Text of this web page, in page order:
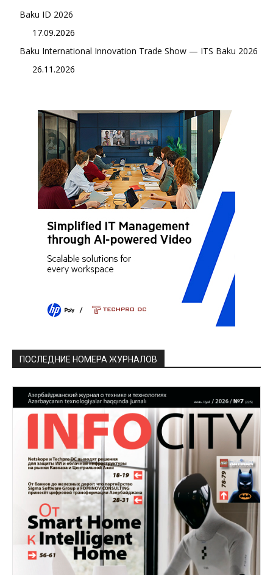
Baku ID 2026
17.09.2026
Baku International Innovation Trade Show — ITS Baku 2026
26.11.2026
ПОСЛЕДНИЕ НОМЕРА ЖУРНАЛОВ